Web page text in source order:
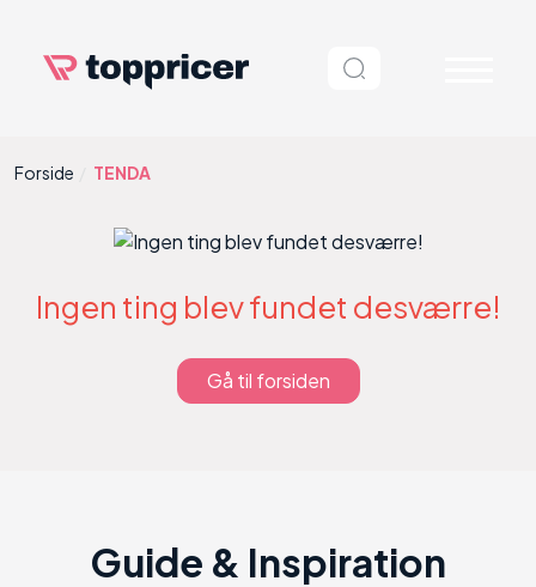
Forside TENDA
Ingen ting blev fundet desværre!
Gå til forsiden
Guide & Inspiration